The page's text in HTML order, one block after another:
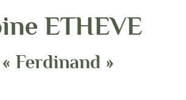
ETHEVE
Ferdinand »